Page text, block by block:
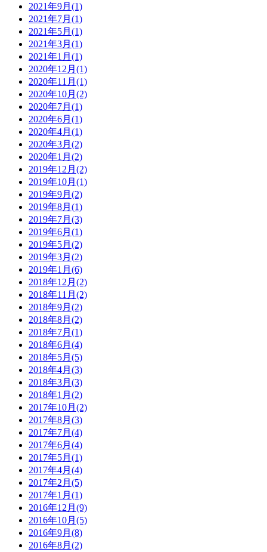
2021年9月(1)
2021年7月(1)
2021年5月(1)
2021年3月(1)
2021年1月(1)
2020年12月(1)
2020年11月(1)
2020年10月(2)
2020年7月(1)
2020年6月(1)
2020年4月(1)
2020年3月(2)
2020年1月(2)
2019年12月(2)
2019年10月(1)
2019年9月(2)
2019年8月(1)
2019年7月(3)
2019年6月(1)
2019年5月(2)
2019年3月(2)
2019年1月(6)
2018年12月(2)
2018年11月(2)
2018年9月(2)
2018年8月(2)
2018年7月(1)
2018年6月(4)
2018年5月(5)
2018年4月(3)
2018年3月(3)
2018年1月(2)
2017年10月(2)
2017年8月(3)
2017年7月(4)
2017年6月(4)
2017年5月(1)
2017年4月(4)
2017年2月(5)
2017年1月(1)
2016年12月(9)
2016年10月(5)
2016年9月(8)
2016年8月(2)